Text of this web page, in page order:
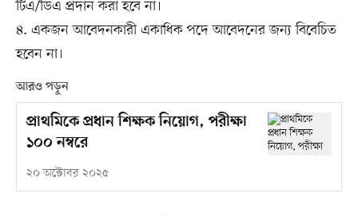
টিএ/ডিএ প্রদান করা হবে না।
৪. একজন আবেদনকারী একাধিক পদে আবেদনের জন্য বিবেচিত
হবেন না।
আরও পড়ুন
প্রাথমিকে প্রধান শিক্ষক নিয়োগ, পরীক্ষা
১০০ নম্বরে
২০ অক্টোবর ২০২৫